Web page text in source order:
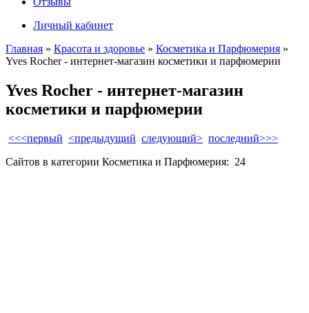
Личный кабинет
Главная » Красота и здоровье » Косметика и Парфюмерия »
Yves Rocher - интернет-магазин косметики и парфюмерии
Yves Rocher - интернет-магазин
косметики и парфюмерии
<<<первый <предыдущий следующий> последний>>>
Сайтов в категории Косметика и Парфюмерия: 24